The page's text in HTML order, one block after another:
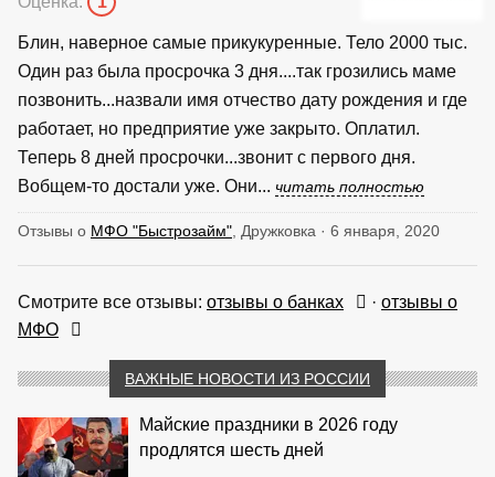
Блин, наверное самые прикукуренные. Тело 2000 тыс.
Один раз была просрочка 3 дня....так грозились маме
позвонить...назвали имя отчество дату рождения и где
работает, но предприятие уже закрыто. Оплатил.
Теперь 8 дней просрочки...звонит с первого дня.
Вобщем-то достали уже. Они... читать полностью
Отзывы о МФО "Быстрозайм" , Дружковка · 6 января, 2020
Смотрите все отзывы: отзывы о банках · отзывы о
МФО
ВАЖНЫЕ НОВОСТИ ИЗ РОССИИ
Майские праздники в 2026 году
продлятся шесть дней